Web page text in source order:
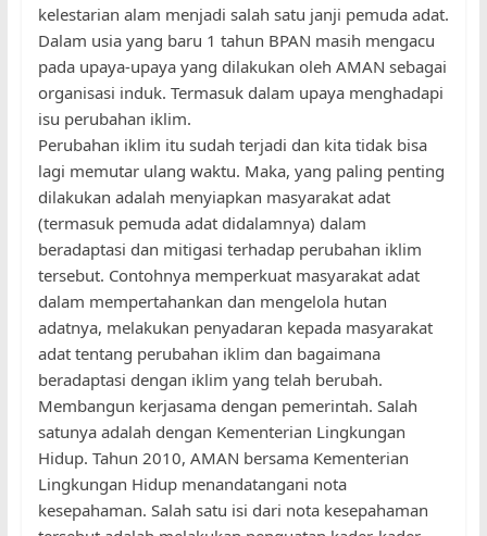
kelestarian alam menjadi salah satu janji pemuda adat.
Dalam usia yang baru 1 tahun BPAN masih mengacu
pada upaya-upaya yang dilakukan oleh AMAN sebagai
organisasi induk. Termasuk dalam upaya menghadapi
isu perubahan iklim.
Perubahan iklim itu sudah terjadi dan kita tidak bisa
lagi memutar ulang waktu. Maka, yang paling penting
dilakukan adalah menyiapkan masyarakat adat
(termasuk pemuda adat didalamnya) dalam
beradaptasi dan mitigasi terhadap perubahan iklim
tersebut. Contohnya memperkuat masyarakat adat
dalam mempertahankan dan mengelola hutan
adatnya, melakukan penyadaran kepada masyarakat
adat tentang perubahan iklim dan bagaimana
beradaptasi dengan iklim yang telah berubah.
Membangun kerjasama dengan pemerintah. Salah
satunya adalah dengan Kementerian Lingkungan
Hidup. Tahun 2010, AMAN bersama Kementerian
Lingkungan Hidup menandatangani nota
kesepahaman. Salah satu isi dari nota kesepahaman